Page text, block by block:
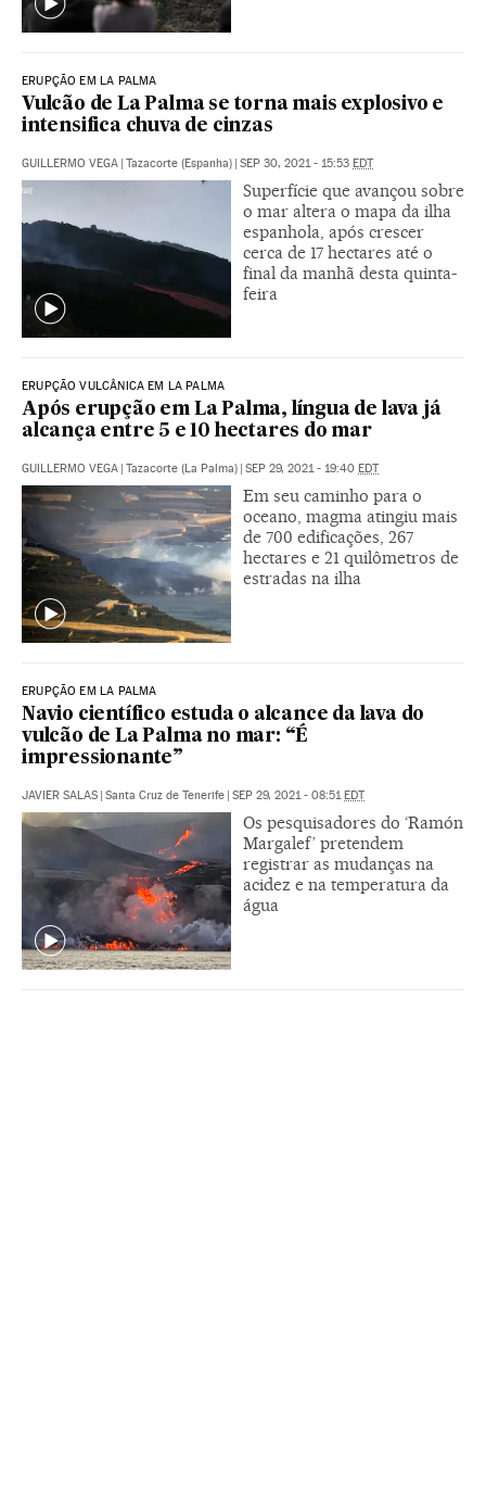
ERUPÇÃO EM LA PALMA
Vulcão de La Palma se torna mais explosivo e
intensifica chuva de cinzas
GUILLERMO VEGA | Tazacorte (Espanha) | SEP 30, 2021 - 15:53 EDT
Superfície que avançou sobre
o mar altera o mapa da ilha
espanhola, após crescer
cerca de 17 hectares até o
final da manhã desta quinta-
feira
ERUPÇÃO VULCÂNICA EM LA PALMA
Após erupção em La Palma, língua de lava já
alcança entre 5 e 10 hectares do mar
GUILLERMO VEGA | Tazacorte (La Palma) | SEP 29, 2021 - 19:40 EDT
Em seu caminho para o
oceano, magma atingiu mais
de 700 edificações, 267
hectares e 21 quilômetros de
estradas na ilha
ERUPÇÃO EM LA PALMA
Navio científico estuda o alcance da lava do
vulcão de La Palma no mar: “É
impressionante”
JAVIER SALAS | Santa Cruz de Tenerife | SEP 29, 2021 - 08:51EDT
Os pesquisadores do ‘Ramón
Margalef’ pretendem
registrar as mudanças na
acidez e na temperatura da
água